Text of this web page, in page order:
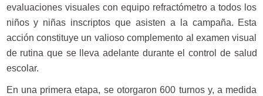
evaluaciones visuales con equipo refractómetro a todos los
niños y niñas inscriptos que asisten a la campaña. Esta
acción constituye un valioso complemento al examen visual
de rutina que se lleva adelante durante el control de salud
escolar.
En una primera etapa, se otorgaron 600 turnos y, a medida